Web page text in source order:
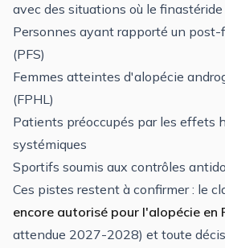
avec des situations où le
Personnes ayant rapporté un
(PFS)
Femmes atteintes d'alopécie
(FPHL)
Patients préoccupés par les effets
systémiques
Sportifs soumis aux contrôles
Ces pistes restent à confirmer : le
encore autorisé pour l'alopécie en
attendue 2027-2028) et toute